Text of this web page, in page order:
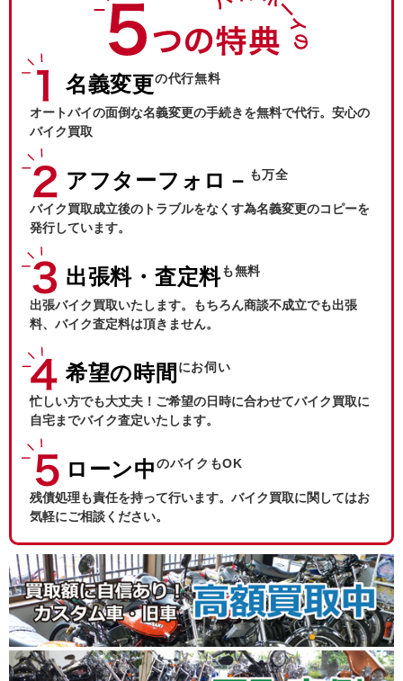
名義変更の代行無料
オートバイの面倒な名義変更の手続きを無料で代行。安心の
バイク買取
アフターフォロ－ も万全
バイク買取成立後のトラブルをなくす為名義変更のコピーを
発行しています。
出張料・査定料も無料
出張バイク買取いたします。もちろん商談不成立でも出張
料、バイク査定料は頂きません。
希望の時間 にお伺い
忙しい方でも大丈夫！ご希望の日時に合わせてバイク買取に
自宅までバイク査定いたします。
ローン中のバイクもOK
残債処理も責任を持って行います。バイク買取に関してはお
気軽にご相談ください。